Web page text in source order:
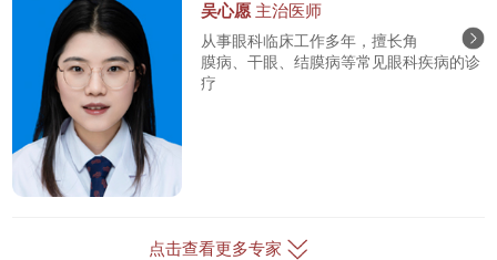
吴心愿 主治医师
从事眼科临床工作多年，擅长角
膜病、干眼、结膜病等常见眼科疾病的诊
疗
点击查看更多专家